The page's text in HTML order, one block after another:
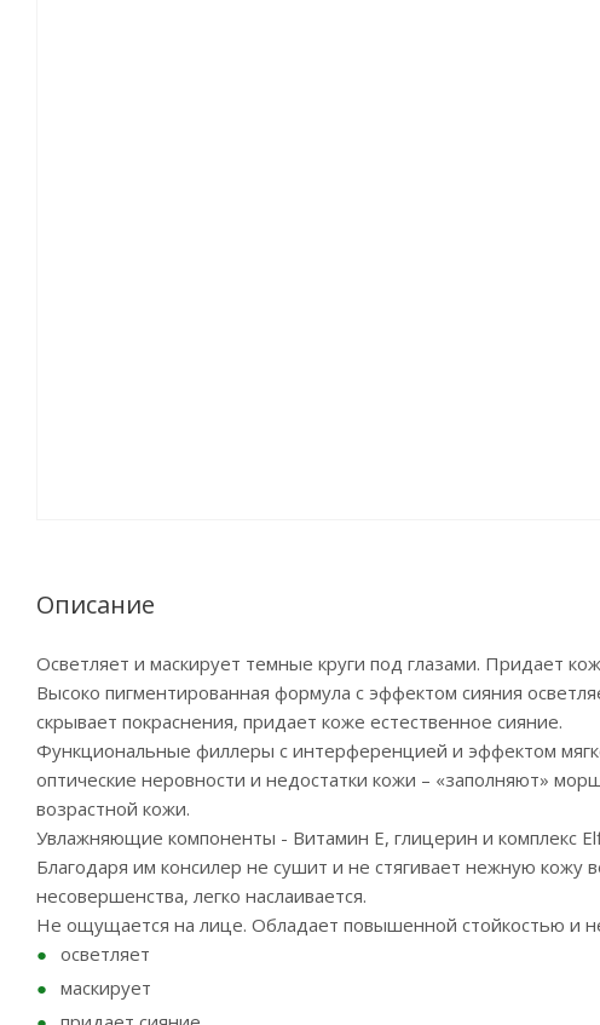
Описание
Осветляет и маскирует темные круги под глазами. Придает
Высоко пигментированная формула с эффектом сияния
скрывает покраснения, придает коже естественное сияние.
Функциональные филлеры с интерференцией и эффектом
оптические неровности и недостатки кожи – «заполняют»
возрастной кожи.
Увлажняющие компоненты - Витамин Е, глицерин и комплекс
Благодаря им консилер не сушит и не стягивает нежную кожу
несовершенства, легко наслаивается.
Не ощущается на лице. Обладает повышенной стойкостью и
осветляет
маскирует